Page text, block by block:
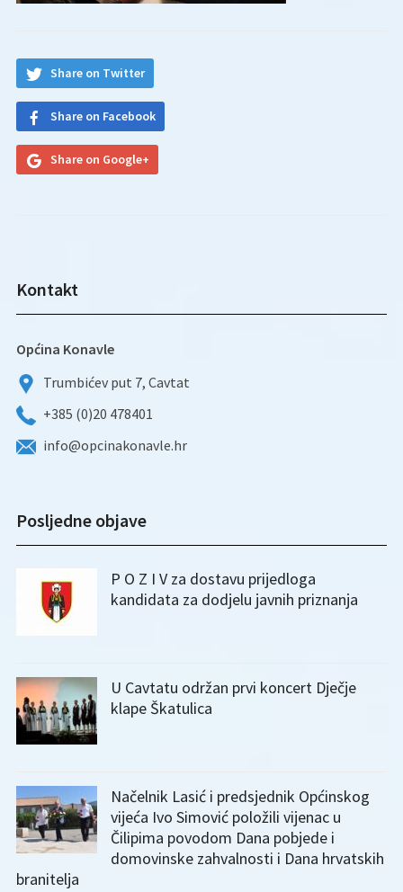
Share on Twitter
Share on Facebook
Share on Google+
Kontakt
Općina Konavle
Trumbićev put 7, Cavtat
+385 (0)20 478401
info@opcinakonavle.hr
Posljedne objave
P O Z I V za dostavu prijedloga
kandidata za dodjelu javnih priznanja
U Cavtatu održan prvi koncert Dječje
klape Škatulica
Načelnik Lasić i predsjednik Općinskog
vijeća Ivo Simović položili vijenac u
Čilipima povodom Dana pobjede i
domovinske zahvalnosti i Dana hrvatskih
branitelja